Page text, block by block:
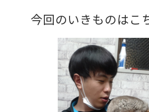
今回のいきものはこ